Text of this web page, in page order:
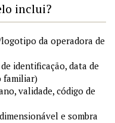
inclui?
da operadora de
identificação, data de
familiar)
validade, código de
e sombra